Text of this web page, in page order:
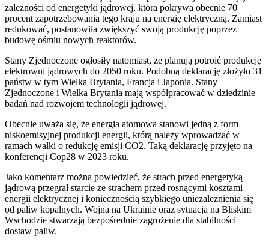
zależności od energetyki jądrowej, która pokrywa obecnie 70
procent zapotrzebowania tego kraju na energię elektryczną. Zamiast
redukować, postanowiła zwiększyć swoją produkcję poprzez
budowę ośmiu nowych reaktorów.
Stany Zjednoczone ogłosiły natomiast, że planują potroić produkcję
elektrowni jądrowych do 2050 roku. Podobną deklarację złożyło 31
państw w tym Wielka Brytania, Francja i Japonia. Stany
Zjednoczone i Wielka Brytania mają współpracować w dziedzinie
badań nad rozwojem technologii jądrowej.
Obecnie uważa się, że energia atomowa stanowi jedną z form
niskoemisyjnej produkcji energii, którą należy wprowadzać w
ramach walki o redukcję emisji CO2. Taką deklarację przyjęto na
konferencji Cop28 w 2023 roku.
Jako komentarz można powiedzieć, że strach przed energetyką
jądrową przegrał starcie ze strachem przed rosnącymi kosztami
energii elektrycznej i koniecznością szybkiego uniezależnienia się
od paliw kopalnych. Wojna na Ukrainie oraz sytuacja na Bliskim
Wschodzie stwarzają bezpośrednie zagrożenie dla stabilności
dostaw paliw.